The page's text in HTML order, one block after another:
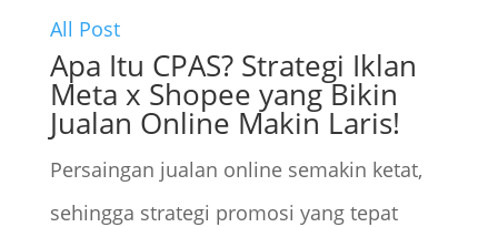
All Post
Apa Itu CPAS? Strategi Iklan
Meta x Shopee yang Bikin
Jualan Online Makin Laris!
Persaingan jualan online semakin ketat,
sehingga strategi promosi yang tepat